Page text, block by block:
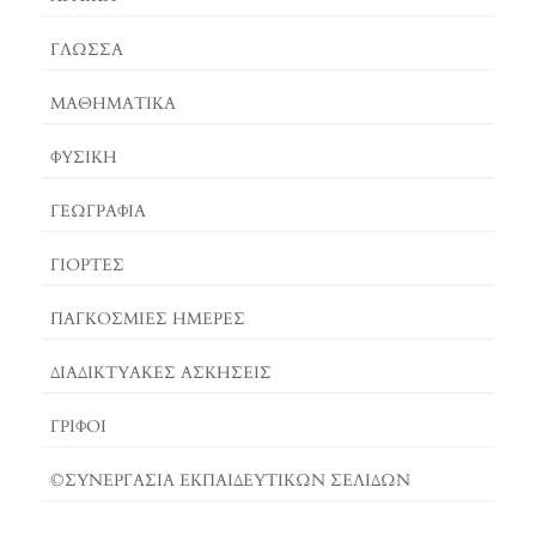
O S
ΓΛΏΣΣΑ
ΜΑΘΗΜΑΤΙΚΆ
ΦΥΣΙΚΗ
ΓΕΩΓΡΑΦΊΑ
ΓΙΟΡΤΈΣ
ΠΑΓΚΟΣΜΙΕΣ ΗΜΕΡΕΣ
ΔΙΑΔΙΚΤΥΑΚΈΣ ΑΣΚΉΣΕΙΣ
ΓΡΙΦΟΙ
©ΣΥΝΕΡΓΑΣΙΑ ΕΚΠΑΙΔΕΥΤΙΚΩΝ ΣΕΛΙΔΩΝ